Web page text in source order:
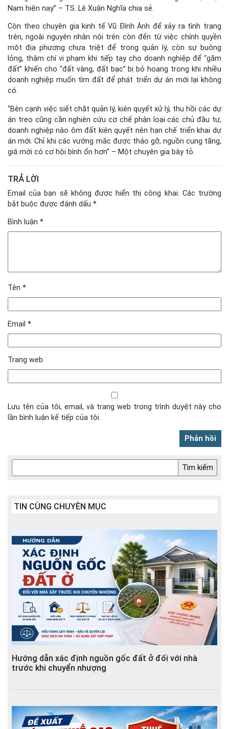
Nam hiện nay” – TS. Lê Xuân Nghĩa chia sẻ.
Còn theo chuyên gia kinh tế Vũ Đình Ánh để xảy ra tình trạng
trên, ngoài nguyên nhân nói trên còn đến từ việc chính quyền
một địa phương chưa triệt để trong quản lý, còn sự buông
lỏng, thậm chí vi phạm khi tiếp tay cho doanh nghiệp để “găm
đất” khiến cho “đất vàng, đất bạc” bị bỏ hoang trong khi nhiều
doanh nghiệp muốn tìm đất để phát triển dự án mới lại không
có.
“Bên cạnh việc siết chặt quản lý, kiên quyết xử lý, thu hồi các dự
án treo cũng cần nghiên cứu cơ chế phân loại các chủ đầu tư,
doanh nghiệp nào ôm đất kiên quyết nên hạn chế triển khai dự
án mới. Chỉ khi các vướng mắc được tháo gỡ, nguồn cung tăng,
giá mới có cơ hội bình ổn hơn” – Một chuyên gia bày tỏ.
TRẢ LỜI
Email của bạn sẽ không được hiển thị công khai. Các trường
bắt buộc được đánh dấu *
Bình luận *
Tên *
Email *
Trang web
Lưu tên của tôi, email, và trang web trong trình duyệt này cho
lần bình luận kế tiếp của tôi.
TIN CÙNG CHUYÊN MỤC
Hướng dẫn xác định nguồn gốc đất ở đối với nhà
trước khi chuyển nhượng